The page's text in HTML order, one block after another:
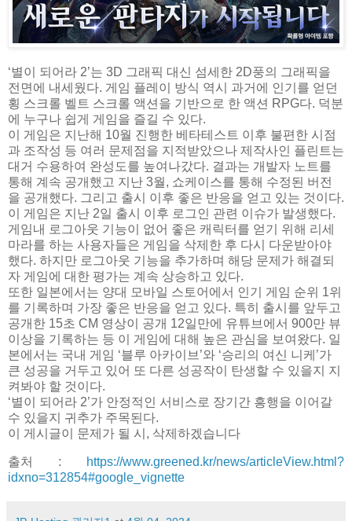
‘별이 되어라 2’는 3D 그래픽 대신 섬세한 2D풍의 그래픽을
전면에 내세웠다. 게임 플레이 방식 역시 과거에 인기를 얻던
횡 스크롤 벨트 스크롤 액션을 기반으로 한 액션 RPG다. 덕분
에 누구나 쉽게 게임을 즐길 수 있다.
이 게임은 지난해 10월 진행한 베타테스트 이후 불편한 시점
과 조작성 등 여러 문제점을 지적받았으나 제작사인 플린트는
대거 수용하여 완성도를 높여나갔다. 결과는 개발자 노트를
통해 계속 공개했고 지난 3월, 쇼케이스를 통해 수정된 버전
을 공개했다. 그리고 출시 이후 좋은 반응을 얻고 있는 것이다.
이 게임은 지난 2일 출시 이후 로그인 관련 이슈가 발생했다.
게임내 로그아웃 기능이 없어 좋은 캐릭터를 얻기 위해 리세
마라를 하는 사용자들은 게임을 삭제한 후 다시 다운받아야
했다. 하지만 로그아웃 기능을 추가하며 해당 문제가 해결되
자 게임에 대한 평가는 계속 상승하고 있다.
또한 일본에서는 양대 모바일 스토어에서 인기 게임 순위 1위
를 기록하며 가장 좋은 반응을 얻고 있다. 특히 출시를 앞두고
공개한 15초 CM 영상이 공개 12일만에 유튜브에서 900만 뷰
이상을 기록하는 등 이 게임에 대해 높은 관심을 보여왔다. 일
본에서는 국내 게임 ‘블루 아카이브’와 ‘승리의 여신 니케’가
큰 성공을 거두고 있어 또 다른 성공작이 탄생할 수 있을지 지
켜봐야 할 것이다.
‘별이 되어라 2’가 안정적인 서비스로 장기간 흥행을 이어갈
수 있을지 귀추가 주목된다.
이 게시글이 문제가 될 시, 삭제하겠습니다
출처 :
https://www.greened.kr/news/articleView.html?
idxno=312854#google_vignette